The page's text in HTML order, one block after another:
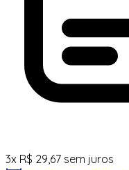
3x R$ 29,67 sem juros